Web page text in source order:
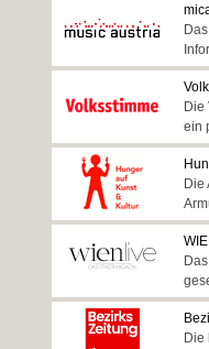
Die
ein
Die
Die